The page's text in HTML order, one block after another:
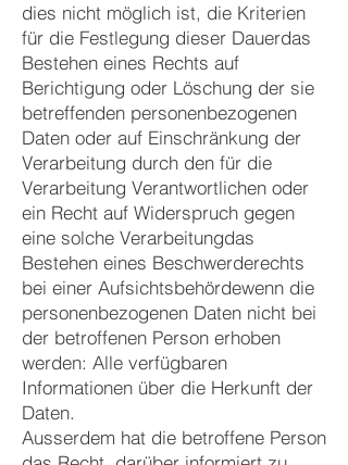
dies nicht möglich ist, die Kriterien
für die Festlegung dieser Dauerdas
Bestehen eines Rechts auf
Berichtigung oder Löschung der sie
betreffenden personenbezogenen
Daten oder auf Einschränkung der
Verarbeitung durch den für die
Verarbeitung Verantwortlichen oder
ein Recht auf Widerspruch gegen
eine solche Verarbeitungdas
Bestehen eines Beschwerderechts
bei einer Aufsichtsbehördewenn die
personenbezogenen Daten nicht bei
der betroffenen Person erhoben
werden: Alle verfügbaren
Informationen über die Herkunft der
Daten.
Ausserdem hat die betroffene Person